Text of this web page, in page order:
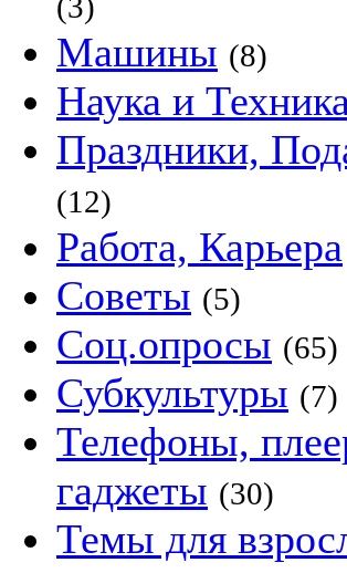
Машины (8)
Наука и Техника
Праздники,
(12)
Работа, Карьера
Советы (5)
Соц.опросы (65)
Субкультуры (7)
Телефоны,
гаджеты (30)
Темы для